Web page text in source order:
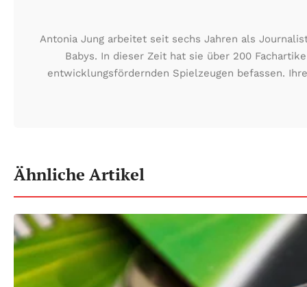
Antonia Jung arbeitet seit sechs Jahren als
Babys. In dieser Zeit hat sie über 200
entwicklungsfördernden Spielzeugen befassen.
Ähnliche Artikel